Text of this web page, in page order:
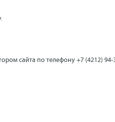
сайта по телефону +7 (4212) 94-